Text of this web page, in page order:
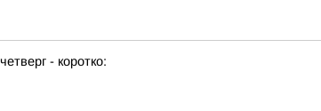
- коротко: